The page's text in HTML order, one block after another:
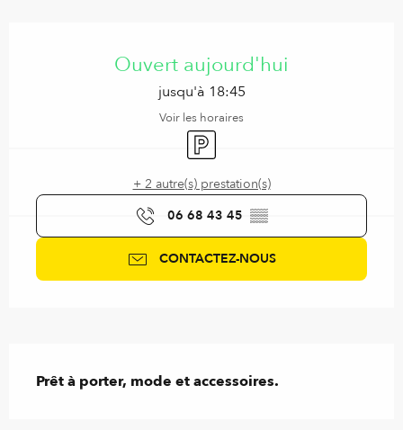
Ouvert aujourd'hui
jusqu'à 18:45
Voir les horaires
Parking
+ 2 autre(s) prestation(s)
06 68 43 45 ▒▒
CONTACTEZ-NOUS
Prêt à porter, mode et accessoires.